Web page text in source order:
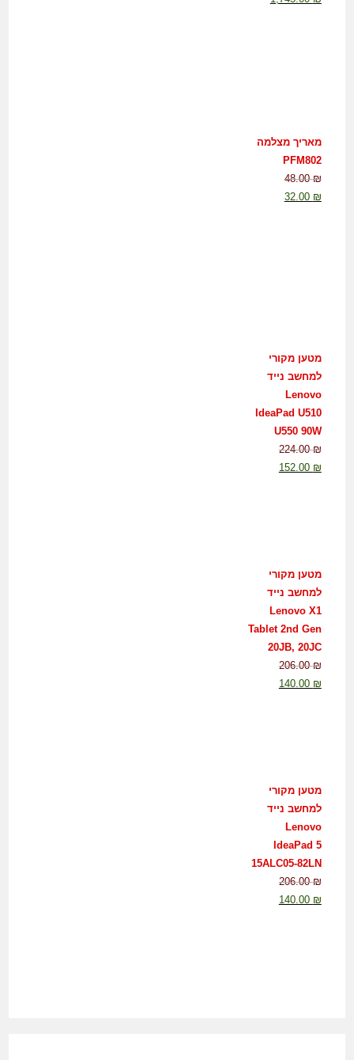
מאריך מצלמה
PFM802
48.00₪
32.00 ₪
מטען מקורי
למחשב נייד
Lenovo
IdeaPad U510
U550 90W
224.00₪
152.00 ₪
מטען מקורי
למחשב נייד
Lenovo X1
Tablet 2nd Gen
20JB, 20JC
206.00₪
140.00 ₪
מטען מקורי
למחשב נייד
Lenovo
IdeaPad 5
15ALC05-82LN
206.00₪
140.00 ₪